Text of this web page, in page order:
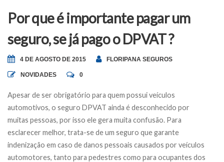
Por que é importante pagar um
seguro, se já pago o DPVAT ?
4 DE AGOSTO DE 2015 FLORIPANA SEGUROS
NOVIDADES 0
Apesar de ser obrigatório para quem possui veículos
automotivos, o seguro DPVAT ainda é desconhecido por
muitas pessoas, por isso ele gera muita confusão. Para
esclarecer melhor, trata-se de um seguro que garante
indenização em caso de danos pessoais causados por veículos
automotores, tanto para pedestres como para ocupantes dos